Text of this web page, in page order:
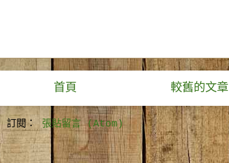
較舊的文章
首頁
訂閱： 張貼留言 (Atom)